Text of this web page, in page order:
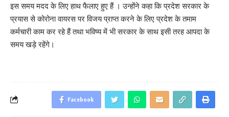
इस समय मदद के लिए हाथ फैलाए हुए हैं । उन्होंने कहा कि प्रदेश सरकार के
प्रयास से कोरोना वायरस पर विजय प्राप्त करने के लिए प्रदेश के तमाम
कर्मचारी काम कर रहे हैं तथा भविष्य में भी सरकार के साथ इसी तरह आपदा के
समय खड़े रहेंगे।
Facebook